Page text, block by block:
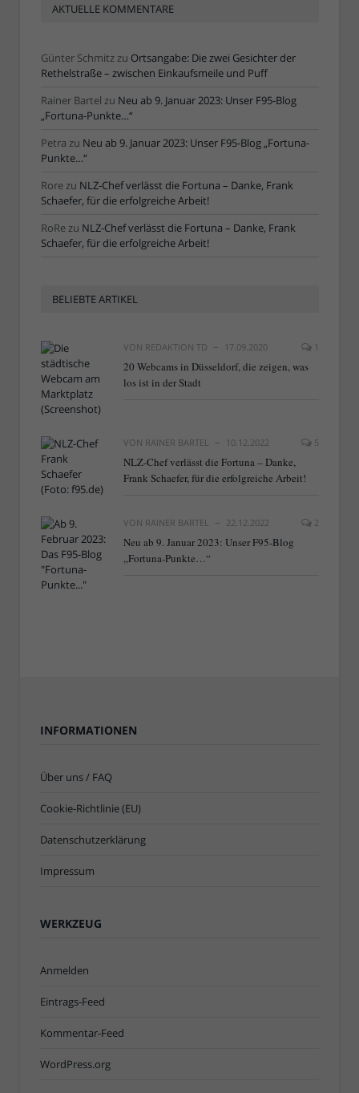
AKTUELLE KOMMENTARE
Günter Schmitz zu Ortsangabe: Die zwei Gesichter der
Rethelstraße – zwischen Einkaufsmeile und Puff
Rainer Bartel zu Neu ab 9. Januar 2023: Unser F95-Blog
„Fortuna-Punkte…“
Petra zu Neu ab 9. Januar 2023: Unser F95-Blog „Fortuna-
Punkte…“
Rore zu NLZ-Chef verlässt die Fortuna – Danke, Frank
Schaefer, für die erfolgreiche Arbeit!
RoRe zu NLZ-Chef verlässt die Fortuna – Danke, Frank
Schaefer, für die erfolgreiche Arbeit!
BELIEBTE ARTIKEL
VON REDAKTION TD 17.09.2020 1
20 Webcams in Düsseldorf, die zeigen, was
los ist in der Stadt
VON RAINER BARTEL 10.12.2022 5
NLZ-Chef verlässt die Fortuna – Danke,
Frank Schaefer, für die erfolgreiche Arbeit!
VON RAINER BARTEL 22.12.2022 2
Neu ab 9. Januar 2023: Unser F95-Blog
„Fortuna-Punkte…“
INFORMATIONEN
Über uns / FAQ
Cookie-Richtlinie (EU)
Datenschutzerklärung
Impressum
WERKZEUG
Anmelden
Eintrags-Feed
Kommentar-Feed
WordPress.org